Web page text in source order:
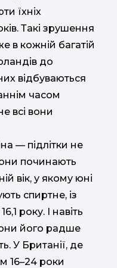
їхніх
Такі зрушення
в кожній багатій
до
відбуваються
часом
всі вони
— підлітки не
починають
вік, у якому юні
спиртне, із
року. І навіть
його радше
У Британії, де
16–24 роки